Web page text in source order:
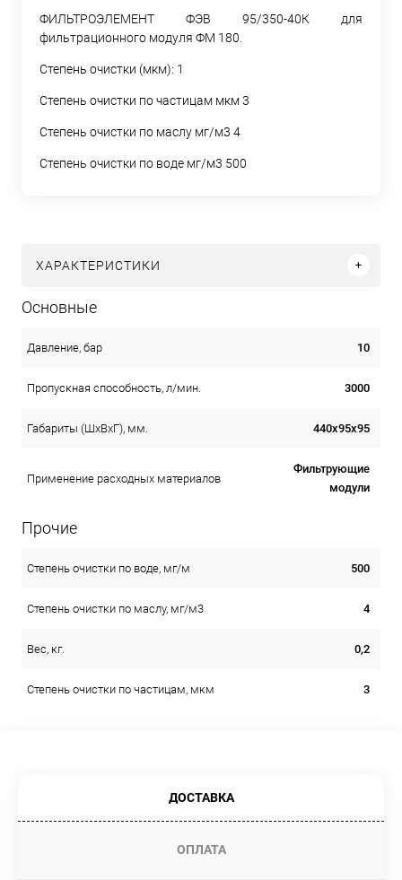
ФИЛЬТРОЭЛЕМЕНТ ФЭВ 95/350-40К для
фильтрационного модуля ФМ 180.
Степень очистки (мкм): 1
Степень очистки по частицам мкм 3
Степень очистки по маслу мг/м3 4
Степень очистки по воде мг/м3 500
ХАРАКТЕРИСТИКИ
Основные
Давление, бар 10
Пропускная способность, л/мин. 3000
Габариты (ШхВхГ), мм. 440х95х95
Применение расходных материалов
Фильтрующие
модули
Прочие
Степень очистки по воде, мг/м 500
Cтепень очистки по маслу, мг/м3 4
Вес, кг. 0,2
Степень очистки по частицам, мкм 3
ДОСТАВКА
ОПЛАТА